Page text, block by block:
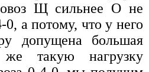
Щ сильнее О не
а потому, что у него
допущена большая
же такую нагрузку